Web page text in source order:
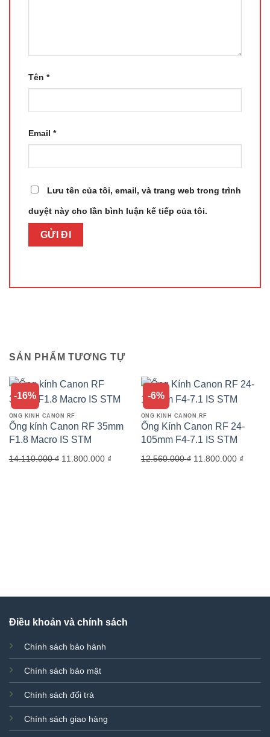
Tên *
Email *
Lưu tên của tôi, email, và trang web trong trình
duyệt này cho lần bình luận kế tiếp của tôi.
SẢN PHẨM TƯƠNG TỰ
-16%
ỐNG KÍNH CANON RF
Ống kính Canon RF 35mm
F1.8 Macro IS STM
14.110.000₫ Giá
11.800.000 ₫Giá
-6%
ỐNG KÍNH CANON RF
Ống Kính Canon RF 24-
105mm F4-7.1 IS STM
12.560.000₫ Giá
11.800.000 ₫Giá
Điều khoản và chính sách
Chính sách bảo hành
Chính sách bảo mật
Chính sách đổi trả
Chính sách giao hàng